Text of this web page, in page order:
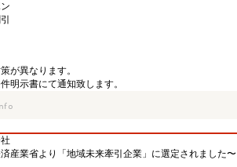
が異なります。
明示書にて通知致します。
産業省より「地域未来牽引企業」に選定されました〜